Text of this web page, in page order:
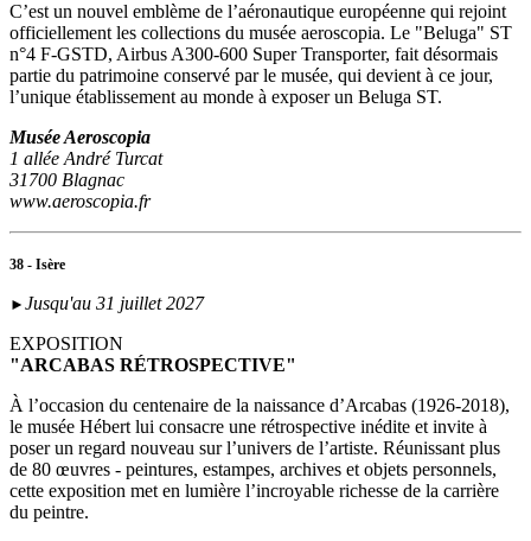
C’est un nouvel emblème de l’aéronautique européenne qui rejoint
officiellement les collections du musée aeroscopia. Le "Beluga" ST
n°4 F-GSTD, Airbus A300-600 Super Transporter, fait désormais
partie du patrimoine conservé par le musée, qui devient à ce jour,
l’unique établissement au monde à exposer un Beluga ST.
Musée Aeroscopia
1 allée André Turcat
31700 Blagnac
www.aeroscopia.fr
38 - Isère
► Jusqu'au 31 juillet 2027
EXPOSITION
"ARCABAS RÉTROSPECTIVE"
À l’occasion du centenaire de la naissance d’Arcabas (1926-2018),
le musée Hébert lui consacre une rétrospective inédite et invite à
poser un regard nouveau sur l’univers de l’artiste. Réunissant plus
de 80 œuvres - peintures, estampes, archives et objets personnels,
cette exposition met en lumière l’incroyable richesse de la carrière
du peintre.